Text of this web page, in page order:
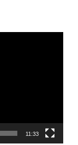
11:33